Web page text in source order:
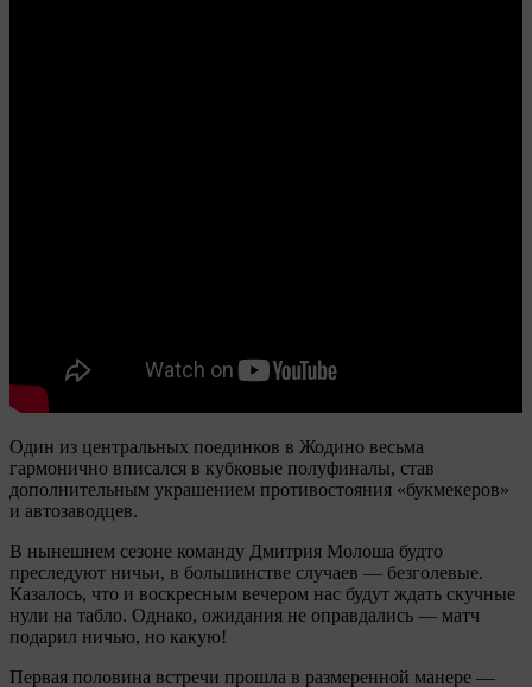
Один из центральных поединков в Жодино весьма
гармонично вписался в кубковые полуфиналы, став
дополнительным украшением противостояния «букмекеров»
и автозаводцев.
В нынешнем сезоне команду Дмитрия Молоша будто
преследуют ничьи, в большинстве случаев — безголевые.
Казалось, что и воскресным вечером нас будут ждать скучные
нули на табло. Однако, ожидания не оправдались — матч
подарил ничью, но какую!
Первая половина встречи прошла в размеренной манере —